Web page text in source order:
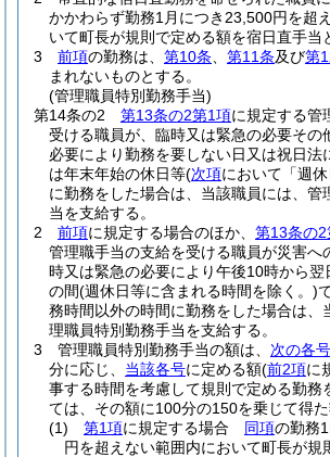
かかわらず勤務1月につき23,500円を超
いて町長が規則で定める額を宿日直手当
3
前項の勤務は、 第10条 第11条及び第
まれないものとする。
(管理職員特別勤務手当)
第14条の2
第13条の2第1項に規定する管
受ける職員が、臨時又は緊急の必要その
必要により勤務を要しない日又は祝日法
は年末年始の休日等(次項において「週
に勤務をした場合は、当該職員には、管
当を支給する。
2
前項に規定する場合のほか、 第13条の
管理職手当の支給を受ける職員が災害へ
時又は緊急の必要により午後10時から翌
の間(週休日等に含まれる時間を除く。)
務時間以外の時間に勤務をした場合は、
理職員特別勤務手当を支給する。
3
管理職員特別勤務手当の額は、 次の各号
分に応じ、 当該各号に定める額(前2項に
事する時間を考慮して規則で定める勤務
ては、その額に100分の150を乗じて得
(1)
第1項に規定する場合 同項の勤務
円を超えない範囲内において町長が規